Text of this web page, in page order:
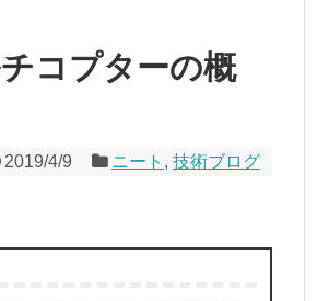
コプターの概
2019/4/9 ニート , 技術ブログ